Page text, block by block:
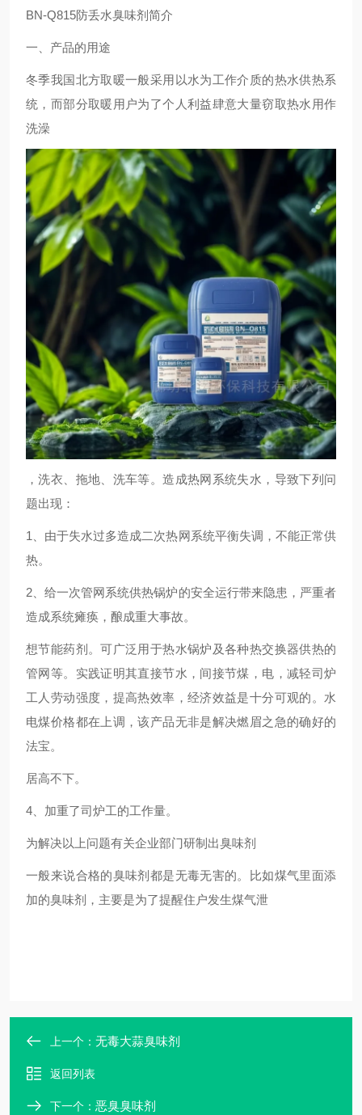
BN-Q815防丢水臭味剂简介
一、产品的用途
冬季我国北方取暖一般采用以水为工作介质的热水供热系
统，而部分取暖用户为了个人利益肆意大量窃取热水用作
洗澡
，洗衣、拖地、洗车等。造成热网系统失水，导致下列问
题出现：
1、由于失水过多造成二次热网系统平衡失调，不能正常供
热。
2、给一次管网系统供热锅炉的安全运行带来隐患，严重者
造成系统瘫痪，酿成重大事故。
想节能药剂。可广泛用于热水锅炉及各种热交换器供热的
管网等。实践证明其直接节水，间接节煤，电，减轻司炉
工人劳动强度，提高热效率，经济效益是十分可观的。水
电煤价格都在上调，该产品无非是解决燃眉之急的确好的
法宝。
居高不下。
4、加重了司炉工的工作量。
为解决以上问题有关企业部门研制出臭味剂
一般来说合格的臭味剂都是无毒无害的。比如煤气里面添
加的臭味剂，主要是为了提醒住户发生煤气泄
上一个： 无毒大蒜臭味剂
返回列表
下一个： 恶臭臭味剂